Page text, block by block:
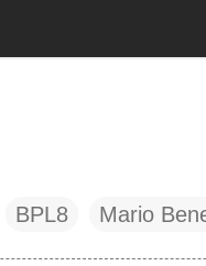
BPL8 Mario